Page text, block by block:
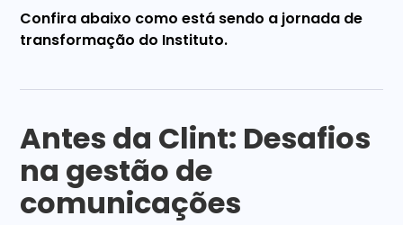
Confira abaixo como está sendo a jornada de
transformação do Instituto.
Antes da Clint: Desafios
na gestão de
comunicações